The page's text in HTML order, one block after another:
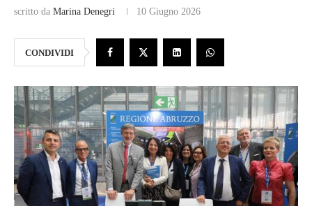
scritto da Marina Denegri 10 Giugno 2026
CONDIVIDI